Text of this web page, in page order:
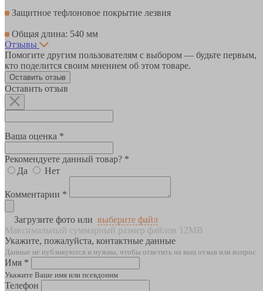
Защитное тефлоновое покрытие лезвия
Общая длина: 540 мм
Отзывы
Помогите другим пользователям с выбором — будьте первым,
кто поделится своим мнением об этом товаре.
Оставить отзыв
Оставить отзыв
Ваша оценка *
Рекомендуете данный товар? *
Да
Нет
Комментарии *
Загрузите фото или выберите файл
Максимальный суммарный размер файлов 12MB
Укажите, пожалуйста, контактные данные
Данные не публикуются и нужны, чтобы ответить на ваш отзыв или вопрос
Имя *
Укажите Ваше имя или псевдоним
Телефон